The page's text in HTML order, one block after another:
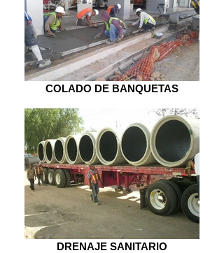
COLADO DE BANQUETAS
DRENAJE SANITARIO